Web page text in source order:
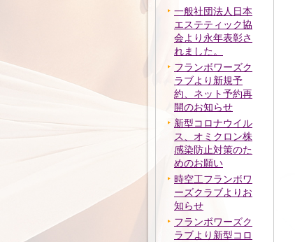
一般社団法人日本
エステティック協
会より永年表彰さ
れました。
フランボワーズク
ラブより新規予
約、ネット予約再
開のお知らせ
新型コロナウイル
ス、オミクロン株
感染防止対策のた
めのお願い
時空工フランボワ
ーズクラブよりお
知らせ
フランボワーズク
ラブより新型コロ